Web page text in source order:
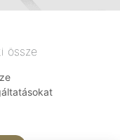
össze